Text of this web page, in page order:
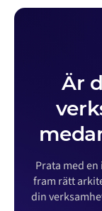
Är
Prata med
fram rätt
din